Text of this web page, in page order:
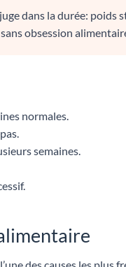
dans la durée:
obsession
normales.
semaines.